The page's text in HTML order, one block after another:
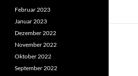
Februar 2023
Januar 2023
Dezember 2022
November 2022
Oktober 2022
September 2022